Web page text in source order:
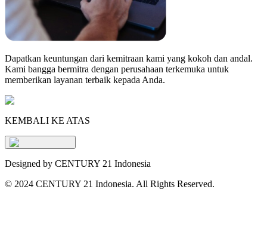
Dapatkan keuntungan dari kemitraan kami yang kokoh dan andal.
Kami bangga bermitra dengan perusahaan terkemuka untuk
memberikan layanan terbaik kepada Anda.
KEMBALI KE ATAS
Designed by CENTURY 21 Indonesia
© 2024 CENTURY 21 Indonesia. All Rights Reserved.